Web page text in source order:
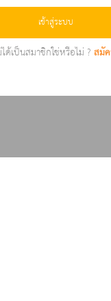
เข้าสู่ระบบ
ด้เป็นสมาชิกใช่หรือไม่ ?สมั